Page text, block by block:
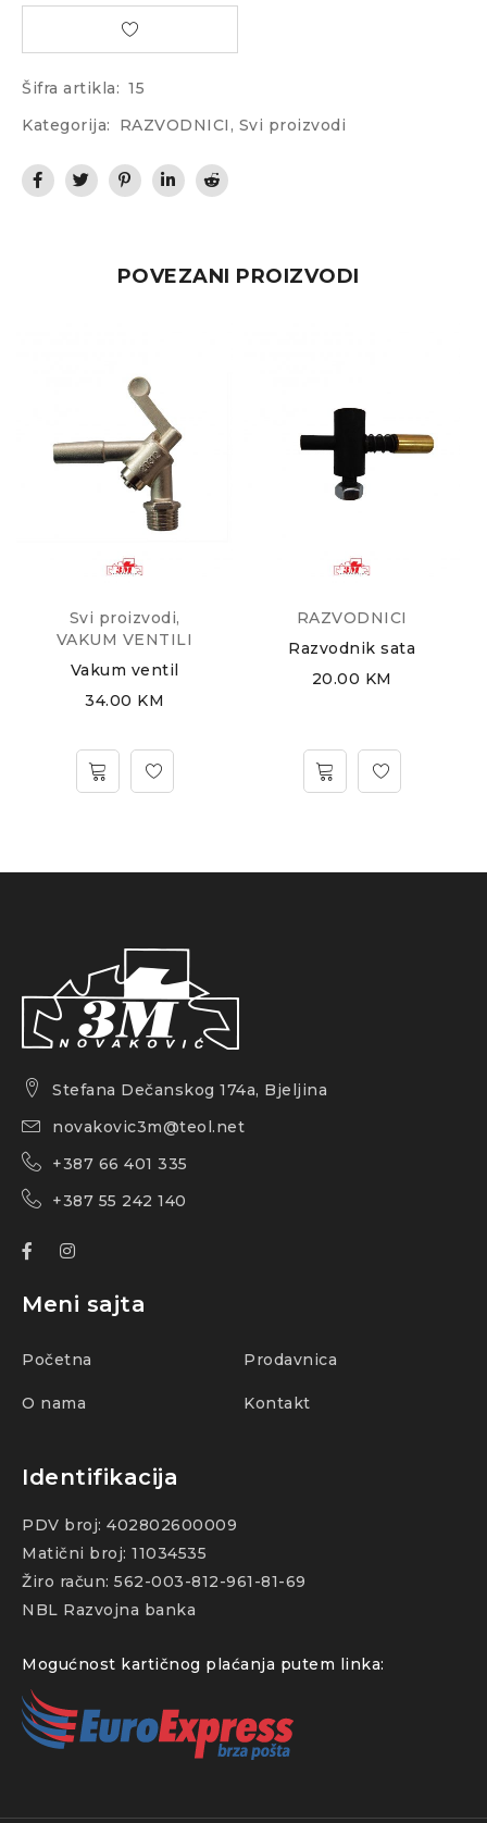
Šifra artikla: 15
Kategorija:
RAZVODNICI , Svi proizvodi
POVEZANI PROIZVODI
Svi proizvodi,
VAKUM VENTILI
Vakum ventil
34.00 KM
RAZVODNICI
Razvodnik sata
20.00 KM
Stefana Dečanskog 174a, Bjeljina
novakovic3m@teol.net
+387 66 401 335
+387 55 242 140
Meni sajta
Početna Prodavnica
O nama Kontakt
Identifikacija
PDV broj: 402802600009
Matični broj: 11034535
Žiro račun: 562-003-812-961-81-69
NBL Razvojna banka
Mogućnost kartičnog plaćanja putem linka: